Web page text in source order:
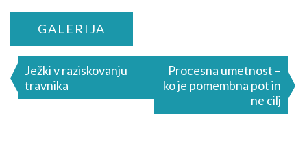
GALERIJA
Navigacija
prispevka
Ježki v raziskovanju
travnika
Procesna umetnost –
ko je pomembna pot in
ne cilj